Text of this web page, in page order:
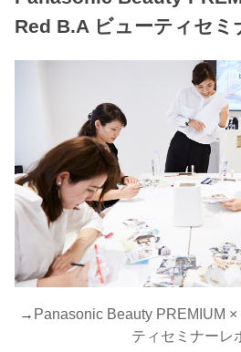
Red B.A ビューティセミ
→ Panasonic Beauty PREMIUM
ティセミナーレ